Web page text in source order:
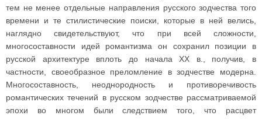
тем не менее отдельные направления русского зодчества того
времени и те стилистические поиски, которые в ней велись,
наглядно свидетельствуют, что при всей сложности,
многосоставности идей романтизма он сохранил позиции в
русской архитектуре вплоть до начала XX в., получив, в
частности, своеобразное преломление в зодчестве модерна.
Многосоставность, неоднородность и противоречивость
романтических течений в русском зодчестве рассматриваемой
эпохи во многом были следствием того, что расцвет